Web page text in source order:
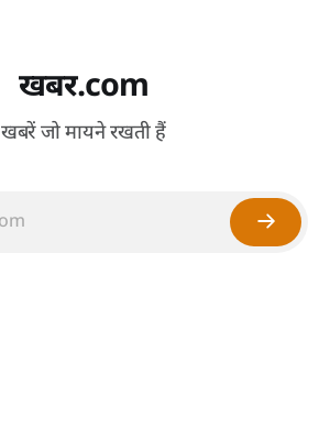
खबर.com
खबरें जो मायने रखती हैं